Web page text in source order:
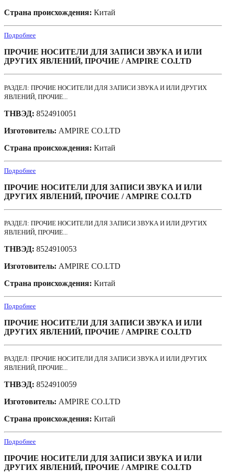
Страна происхождения: Китай
Подробнее
ПРОЧИЕ НОСИТЕЛИ ДЛЯ ЗАПИСИ ЗВУКА И ИЛИ
ДРУГИХ ЯВЛЕНИЙ, ПРОЧИЕ / AMPIRE CO.LTD
РАЗДЕЛ: ПРОЧИЕ НОСИТЕЛИ ДЛЯ ЗАПИСИ ЗВУКА И ИЛИ ДРУГИХ
ЯВЛЕНИЙ, ПРОЧИЕ...
ТНВЭД: 8524910051
Изготовитель: AMPIRE CO.LTD
Страна происхождения: Китай
Подробнее
ПРОЧИЕ НОСИТЕЛИ ДЛЯ ЗАПИСИ ЗВУКА И ИЛИ
ДРУГИХ ЯВЛЕНИЙ, ПРОЧИЕ / AMPIRE CO.LTD
РАЗДЕЛ: ПРОЧИЕ НОСИТЕЛИ ДЛЯ ЗАПИСИ ЗВУКА И ИЛИ ДРУГИХ
ЯВЛЕНИЙ, ПРОЧИЕ...
ТНВЭД: 8524910053
Изготовитель: AMPIRE CO.LTD
Страна происхождения: Китай
Подробнее
ПРОЧИЕ НОСИТЕЛИ ДЛЯ ЗАПИСИ ЗВУКА И ИЛИ
ДРУГИХ ЯВЛЕНИЙ, ПРОЧИЕ / AMPIRE CO.LTD
РАЗДЕЛ: ПРОЧИЕ НОСИТЕЛИ ДЛЯ ЗАПИСИ ЗВУКА И ИЛИ ДРУГИХ
ЯВЛЕНИЙ, ПРОЧИЕ...
ТНВЭД: 8524910059
Изготовитель: AMPIRE CO.LTD
Страна происхождения: Китай
Подробнее
ПРОЧИЕ НОСИТЕЛИ ДЛЯ ЗАПИСИ ЗВУКА И ИЛИ
ДРУГИХ ЯВЛЕНИЙ, ПРОЧИЕ / AMPIRE CO.LTD